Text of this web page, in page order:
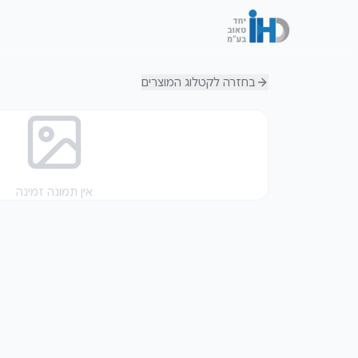
בחזרה לקטלוג המוצרים
אין תמונה זמינה